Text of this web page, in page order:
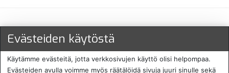
Maksu- ja toimitustavat
Evästeiden käytöstä
Käytämme evästeitä, jotta verkkosivujen käyttö olisi helpompaa.
Evästeiden avulla voimme myös räätälöidä sivuja juuri sinulle sekä